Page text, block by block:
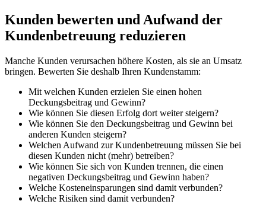
Kunden bewerten und Aufwand der
Kundenbetreuung reduzieren
Manche Kunden verursachen höhere Kosten, als sie an Umsatz
bringen. Bewerten Sie deshalb Ihren Kundenstamm:
Mit welchen Kunden erzielen Sie einen hohen
Deckungsbeitrag und Gewinn?
Wie können Sie diesen Erfolg dort weiter steigern?
Wie können Sie den Deckungsbeitrag und Gewinn bei
anderen Kunden steigern?
Welchen Aufwand zur Kundenbetreuung müssen Sie bei
diesen Kunden nicht (mehr) betreiben?
Wie können Sie sich von Kunden trennen, die einen
negativen Deckungsbeitrag und Gewinn haben?
Welche Kosteneinsparungen sind damit verbunden?
Welche Risiken sind damit verbunden?